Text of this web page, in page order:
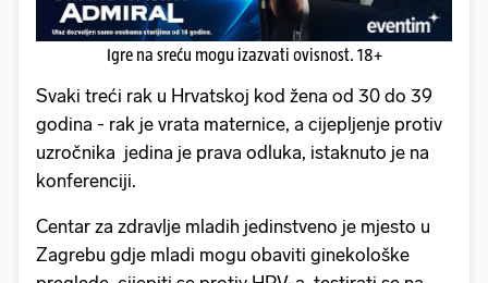
Igre na sreću mogu izazvati ovisnost. 18+
Svaki treći rak u Hrvatskoj kod žena od 30 do 39
godina - rak je vrata maternice, a cijepljenje protiv
uzročnika jedina je prava odluka, istaknuto je na
konferenciji.
Centar za zdravlje mladih jedinstveno je mjesto u
Zagrebu gdje mladi mogu obaviti ginekološke